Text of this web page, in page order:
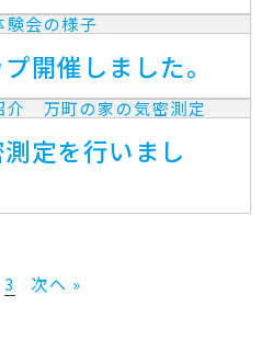
開催しました。
測定を行いまし
3 次へ »